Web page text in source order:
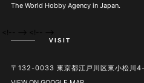
The World Hobby Agency in Japan.
<!-- --> <!-- -->
VISIT
〒132-0033 東京都江戸川区東小松川